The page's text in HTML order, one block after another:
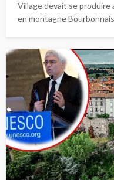
Village devait se produire
en montagne